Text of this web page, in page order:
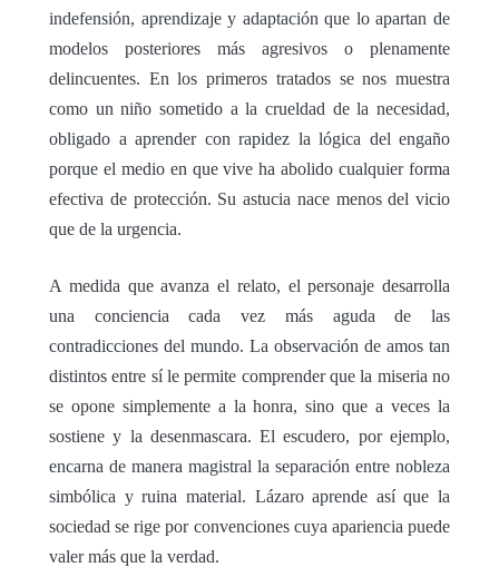
indefensión, aprendizaje y adaptación que lo apartan de
modelos posteriores más agresivos o plenamente
delincuentes. En los primeros tratados se nos muestra
como un niño sometido a la crueldad de la necesidad,
obligado a aprender con rapidez la lógica del engaño
porque el medio en que vive ha abolido cualquier forma
efectiva de protección. Su astucia nace menos del vicio
que de la urgencia.
A medida que avanza el relato, el personaje desarrolla
una conciencia cada vez más aguda de las
contradicciones del mundo. La observación de amos tan
distintos entre sí le permite comprender que la miseria no
se opone simplemente a la honra, sino que a veces la
sostiene y la desenmascara. El escudero, por ejemplo,
encarna de manera magistral la separación entre nobleza
simbólica y ruina material. Lázaro aprende así que la
sociedad se rige por convenciones cuya apariencia puede
valer más que la verdad.